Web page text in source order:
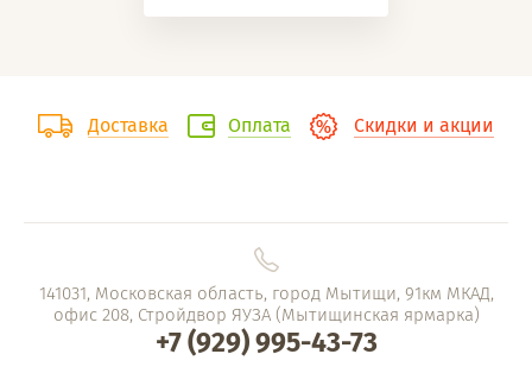
Доставка Оплата Скидки и акции
141031, Московская область, город Мытищи, 91км МКАД,
офис 208, Стройдвор ЯУЗА (Мытищинская ярмарка)
+7 (929) 995-43-73